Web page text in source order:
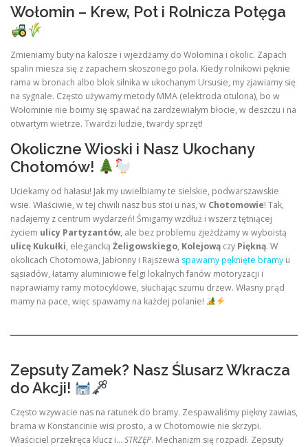
Wołomin – Krew, Pot i Rolnicza Potęga
Zmieniamy buty na kalosze i wjeżdżamy do Wołomina i okolic. Zapach
spalin miesza się z zapachem skoszonego pola. Kiedy rolnikowi pęknie
rama w bronach albo blok silnika w ukochanym Ursusie, my zjawiamy się
na sygnale. Często używamy metody MMA (elektroda otulona), bo w
Wołominie nie boimy się spawać na zardzewiałym błocie, w deszczu i na
otwartym wietrze. Twardzi ludzie, twardy sprzęt!
Okoliczne Wioski i Nasz Ukochany
Chotomów!
Uciekamy od hałasu! Jak my uwielbiamy te sielskie, podwarszawskie
wsie. Właściwie, w tej chwili nasz bus stoi u nas, w Chotomowie! Tak,
nadajemy z centrum wydarzeń! Śmigamy wzdłuż i wszerz tętniącej
życiem ulicy Partyzantów, ale bez problemu zjeżdżamy w wyboistą
ulicę Kukułki, elegancką Żeligowskiego, Kolejową czy Piękną. W
okolicach Chotomowa, Jabłonny i Rajszewa spawamy pęknięte bramy u
sąsiadów, łatamy aluminiowe felgi lokalnych fanów motoryzacji i
naprawiamy ramy motocyklowe, słuchając szumu drzew. Własny prąd
mamy na pace, więc spawamy na każdej polanie!
Zepsuty Zamek? Nasz Ślusarz Wkracza
do Akcji!
Często wzywacie nas na ratunek do bramy. Zespawaliśmy piękny zawias,
brama w Konstancinie wisi prosto, a w Chotomowie nie skrzypi.
Właściciel przekręca klucz i… STRZĘP. Mechanizm się rozpadł. Zepsuty